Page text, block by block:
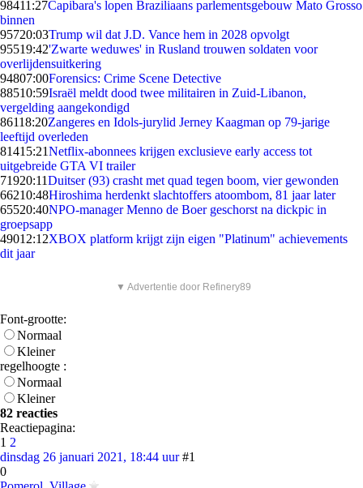
98411:27Capibara's lopen Braziliaans parlementsgebouw Mato Grosso
binnen
95720:03Trump wil dat J.D. Vance hem in 2028 opvolgt
95519:42'Zwarte weduwes' in Rusland trouwen soldaten voor
overlijdensuitkering
94807:00Forensics: Crime Scene Detective
88510:59Israël meldt dood twee militairen in Zuid-Libanon,
vergelding aangekondigd
86118:20Zangeres en Idols-jurylid Jerney Kaagman op 79-jarige
leeftijd overleden
81415:21Netflix-abonnees krijgen exclusieve early access tot
uitgebreide GTA VI trailer
71920:11Duitser (93) crasht met quad tegen boom, vier gewonden
66210:48Hiroshima herdenkt slachtoffers atoombom, 81 jaar later
65520:40NPO-manager Menno de Boer geschorst na dickpic in
groepsapp
49012:12XBOX platform krijgt zijn eigen "Platinum" achievements
dit jaar
▼ Advertentie door Refinery89
Font-grootte:
Normaal
Kleiner
regelhoogte :
Normaal
Kleiner
82 reacties
Reactiepagina:
1 2
dinsdag 26 januari 2021, 18:44 uur #1
0